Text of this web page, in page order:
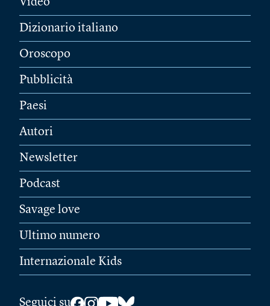
Video
Dizionario italiano
Oroscopo
Pubblicità
Paesi
Autori
Newsletter
Podcast
Savage love
Ultimo numero
Internazionale Kids
Seguici su